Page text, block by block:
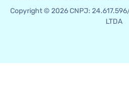
Copyright © 2026 CNPJ:
LTDA